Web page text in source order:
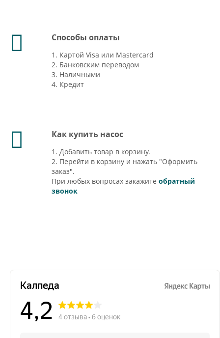
Способы оплаты
1. Картой Visa или Mastercard
2. Банковским переводом
3. Наличными
4. Кредит
Как купить насос
1. Добавить товар в корзину.
2. Перейти в корзину и нажать "Оформить
заказ".
При любых вопросах закажите обратный
звонок